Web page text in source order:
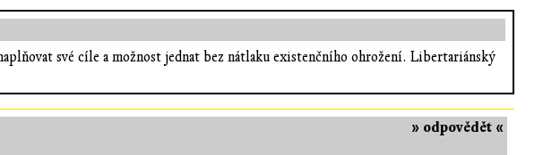
své cíle a možnost jednat bez nátlaku existenčního ohrožení. Libertariánský
» odpovědět «